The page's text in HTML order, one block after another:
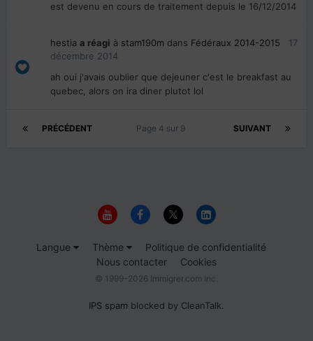
est devenu en cours de traitement depuis le 16/12/2014
hestia a réagi à stam190m dans Fédéraux 2014-2015
17
décembre 2014
ah oui j'avais oublier que dejeuner c'est le breakfast au
quebec, alors on ira diner plutot lol
PRÉCÉDENT SUIVANT
Page 4 sur 9
Langue Thème
Politique de confidentialité
Nous contacter
Cookies
© 1999-2026 Immigrer.com Inc.
IPS spam blocked by CleanTalk.